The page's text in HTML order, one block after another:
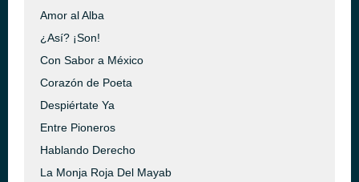
Amor al Alba
¿Así? ¡Son!
Con Sabor a México
Corazón de Poeta
Despiértate Ya
Entre Pioneros
Hablando Derecho
La Monja Roja Del Mayab